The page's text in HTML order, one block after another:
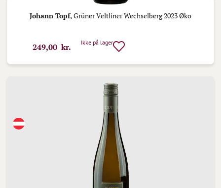
Johann Topf,Grüner Veltliner Wechselberg 2023 Øko
249,00 kr. Ikke på lager